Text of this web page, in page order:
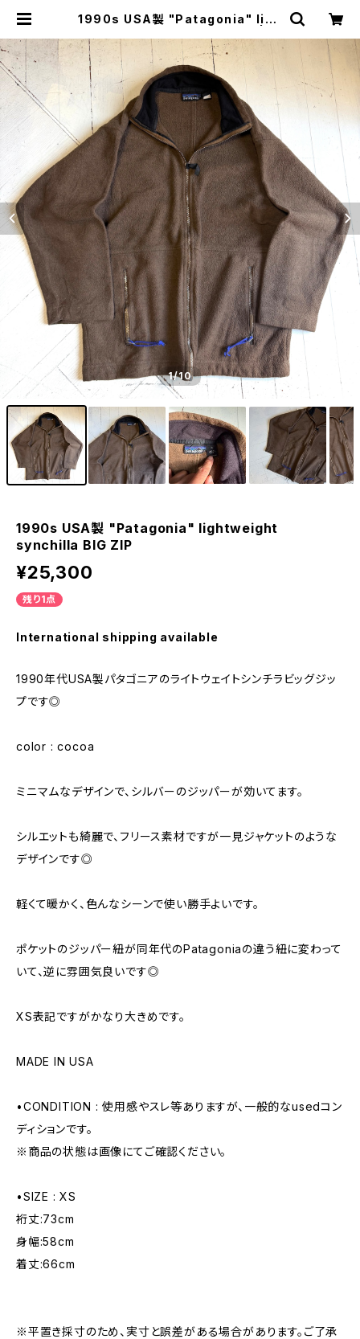
1990s USA製 "Patagonia" ligh
AR DNAL
1/10
1990s USA製 "Patagonia" lightweight
synchilla BIG ZIP
¥25,300
残り1点
International shipping available
1990年代USA製パタゴニアのライトウェイトシンチラビッグジッ
プです◎
color : cocoa
ミニマムなデザインで、シルバーのジッパーが効いてます。
シルエットも綺麗で、フリース素材ですが一見ジャケットのような
デザインです◎
軽くて暖かく、色んなシーンで使い勝手よいです。
ポケットのジッパー紐が同年代のPatagoniaの違う紐に変わって
いて、逆に雰囲気良いです◎
XS表記ですがかなり大きめです。
MADE IN USA
•CONDITION : 使用感やスレ等ありますが、一般的なusedコン
ディションです。
※商品の状態は画像にてご確認ください。
•SIZE : XS
裄丈:73cm
身幅:58cm
着丈:66cm
※平置き採寸のため、実寸と誤差がある場合があります。ご了承